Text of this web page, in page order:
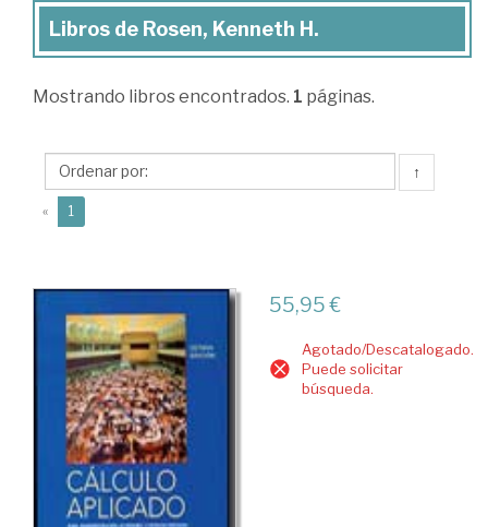
Libros
Rosen,
Libros de Rosen, Kenneth H.
Mostrando libros encontrados. 1 páginas.
↑
« 1
55,95 €
Agotado/Descatalogado.
Puede solicitar
búsqueda.